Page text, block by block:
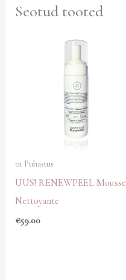
Seotud tooted
01 Puhastus
UUS! RENEWPEEL Mousse
Nettoyante
€59.00